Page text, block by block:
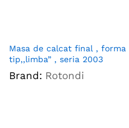
Masa de calcat final , forma
tip,,limba” , seria 2003
Brand: Rotondi